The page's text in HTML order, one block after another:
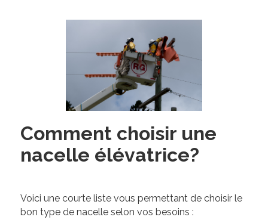
Comment choisir une
nacelle élévatrice?
Voici une courte liste vous permettant de choisir le
bon type de nacelle selon vos besoins :